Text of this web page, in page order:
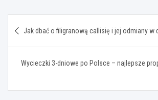
wpisu
Jak dbać o filigranową callisię i jej odmiany w
Wycieczki 3-dniowe po Polsce – najlepsze